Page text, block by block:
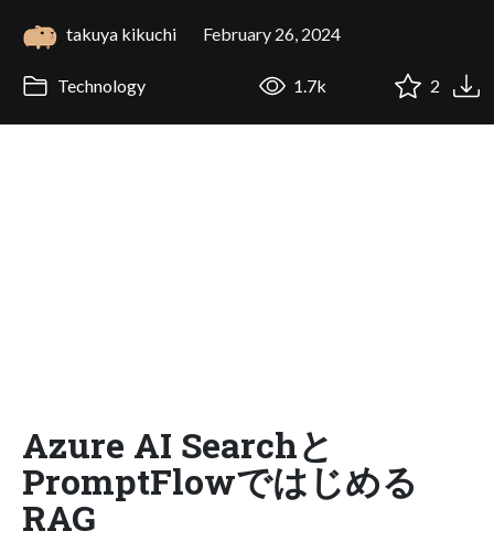
takuya kikuchi February 26, 2024
Technology 1.7k 2
Azure AI Searchと
PromptFlowではじめる
RAG